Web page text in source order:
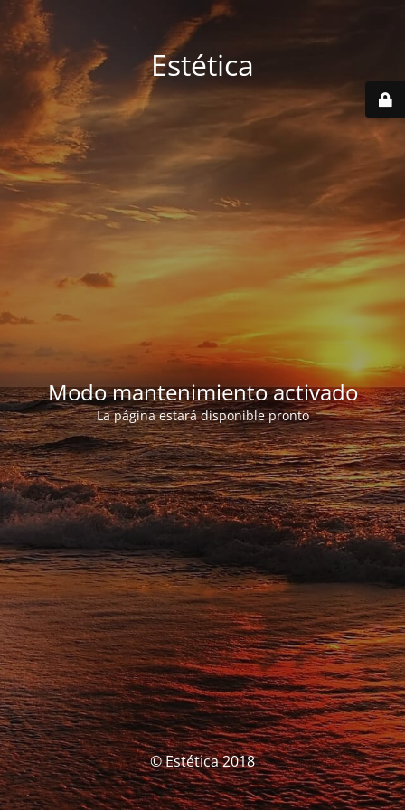
Estética
Modo mantenimiento activado
La página estará disponible pronto
© Estética 2018